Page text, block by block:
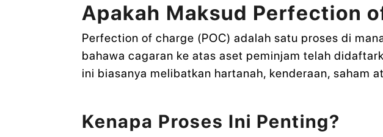
Apakah Maksud Perfection
Perfection of charge (POC) adalah satu proses di
bahawa cagaran ke atas aset peminjam telah
ini biasanya melibatkan hartanah, kenderaan, saham
Kenapa Proses Ini Penting?